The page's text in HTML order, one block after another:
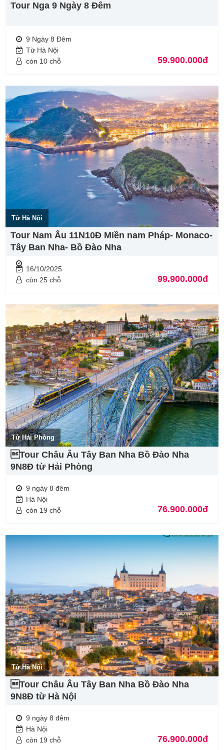
Tour Nga 9 Ngày 8 Đêm
9 Ngày 8 Đêm
Từ Hà Nội
còn 10 chỗ
59.900.000đ
Từ Hà Nội
Tour Nam Âu 11N10Đ Miền nam Pháp- Monaco-
Tây Ban Nha- Bồ Đào Nha
16/10/2025
còn 25 chỗ
99.900.000đ
Từ Hải Phòng
Tour Châu Âu Tây Ban Nha Bồ Đào Nha
9N8Đ từ Hải Phòng
9 ngày 8 đêm
Hà Nội
còn 19 chỗ
76.900.000đ
Từ Hà Nội
Tour Châu Âu Tây Ban Nha Bồ Đào Nha
9N8Đ từ Hà Nội
9 ngày 8 đêm
Hà Nội
còn 19 chỗ
76.900.000đ